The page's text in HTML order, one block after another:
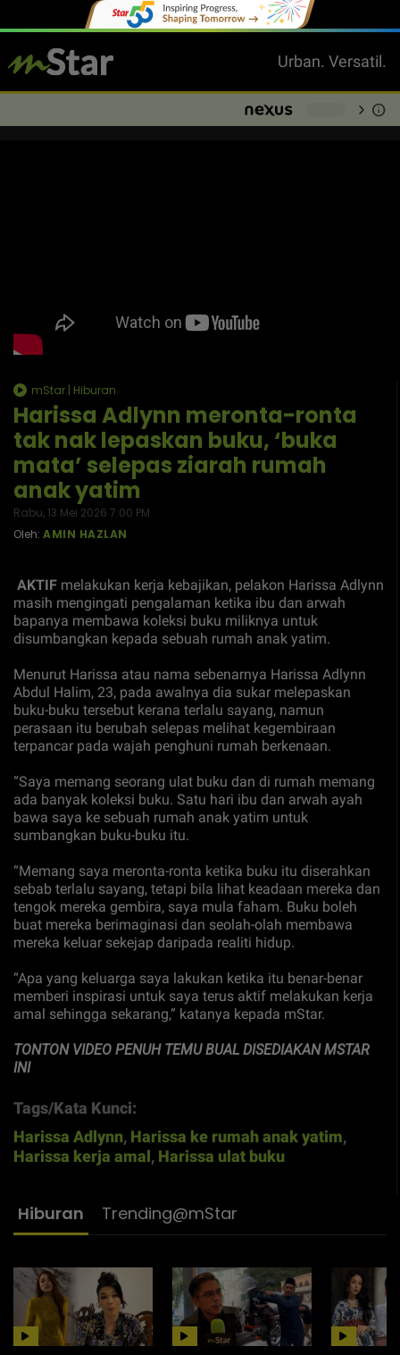
Urban. Versatil.
chevron_right info
mStar | Hiburan
Harissa Adlynn meronta-ronta
tak nak lepaskan buku, ‘buka
mata’ selepas ziarah rumah
anak yatim
Rabu, 13 Mei 2026 7:00 PM
Oleh: AMIN HAZLAN
AKTIF melakukan kerja kebajikan, pelakon Harissa Adlynn
masih mengingati pengalaman ketika ibu dan arwah
bapanya membawa koleksi buku miliknya untuk
disumbangkan kepada sebuah rumah anak yatim.
Menurut Harissa atau nama sebenarnya Harissa Adlynn
Abdul Halim, 23, pada awalnya dia sukar melepaskan
buku-buku tersebut kerana terlalu sayang, namun
perasaan itu berubah selepas melihat kegembiraan
terpancar pada wajah penghuni rumah berkenaan.
“Saya memang seorang ulat buku dan di rumah memang
ada banyak koleksi buku. Satu hari ibu dan arwah ayah
bawa saya ke sebuah rumah anak yatim untuk
sumbangkan buku-buku itu.
“Memang saya meronta-ronta ketika buku itu diserahkan
sebab terlalu sayang, tetapi bila lihat keadaan mereka dan
tengok mereka gembira, saya mula faham. Buku boleh
buat mereka berimaginasi dan seolah-olah membawa
mereka keluar sekejap daripada realiti hidup.
“Apa yang keluarga saya lakukan ketika itu benar-benar
memberi inspirasi untuk saya terus aktif melakukan kerja
amal sehingga sekarang,” katanya kepada mStar.
TONTON VIDEO PENUH TEMU BUAL DISEDIAKAN MSTAR
INI
Tags/Kata Kunci:
Harissa Adlynn, Harissa ke rumah anak yatim,
Harissa kerja amal, Harissa ulat buku
Hiburan Trending@mStar